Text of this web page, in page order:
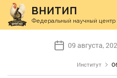
ВНИТИП
Федеральный научный центр
09 августа,
Институт